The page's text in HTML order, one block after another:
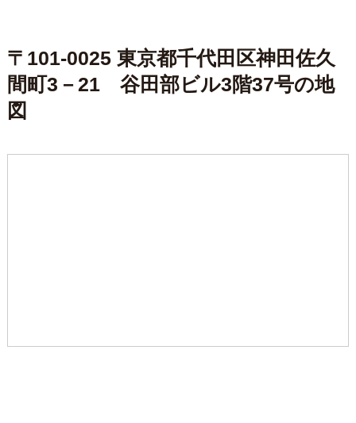
〒101-0025 東京都千代田区神田佐久
間町3－21 谷田部ビル3階37号の地
図